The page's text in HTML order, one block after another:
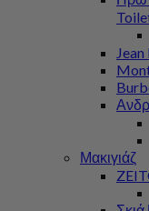
Μακιγιάζ